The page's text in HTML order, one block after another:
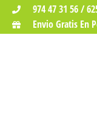
974 47 31 56 /
Envio Gratis En